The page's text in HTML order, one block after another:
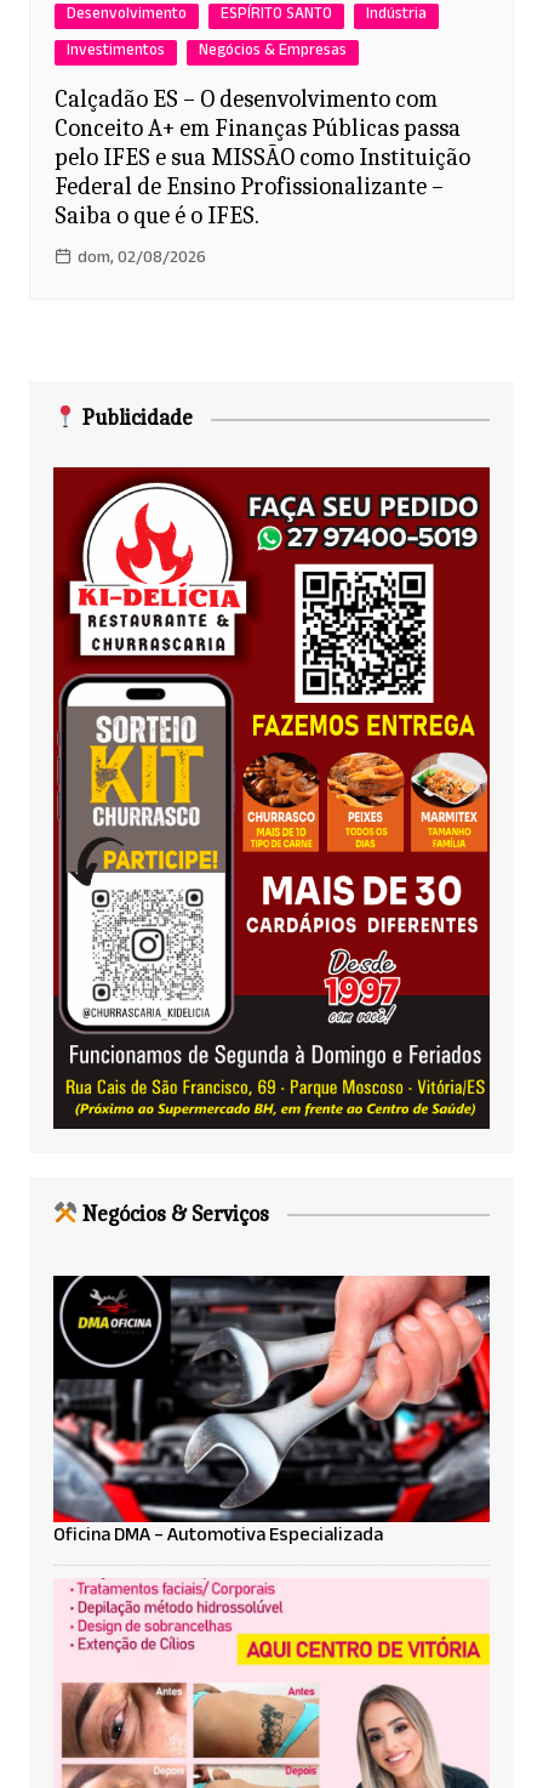
Desenvolvimento ESPÍRITO SANTO
Indústria
Investimentos
Negócios & Empresas
Calçadão ES – O desenvolvimento com
Conceito A+ em Finanças Públicas passa
pelo IFES e sua MISSÃO como Instituição
Federal de Ensino Profissionalizante –
Saiba o que é o IFES.
dom, 02/08/2026
Publicidade
Negócios & Serviços
Oficina DMA – Automotiva Especializada